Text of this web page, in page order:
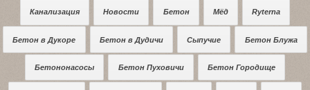
Канализация Новости Бетон Мёд Ryterna
Бетон в Дукоре Бетон в Дудичи Сыпучие Бетон Блужа
Бетононасосы Бетон Пуховичи Бетон Городище